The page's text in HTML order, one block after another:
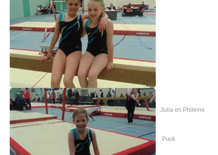
Julia en Phileine
Puck